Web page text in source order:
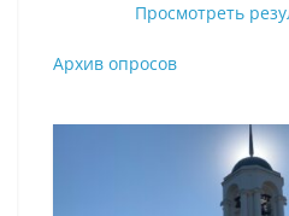
Просмотреть
Архив опросов